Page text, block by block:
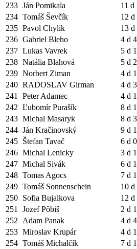
233 Ján Pomikala 11 d
234 Tomáš Ševčík 12 d
235 Pavol Chylik 13 d
236 Gabriel Bleho 4 d
237 Lukas Vavrek 5 d
238 Natália Blahová 5 d
239 Norbert Ziman 4 d
240 RADOSLAV Girman 4 d
241
Peter Adamec 4 d
242 Ľubomír Purašík 8 d
243 Michal Masaryk 8 d
244 Ján Kračinovský 9 d
245 Štefan Tavač 6 d
246 Michal Lenicky 3 d
247 Michal Sivák 6 d
248 Tomas Agocs 7 d
249 Tomáš Sonnenschein 10 d
250 Sofia Bujalkova 12 d
251
Jozef Pôbiš 2 d
252
Adam Panak 4 d
253 Miroslav Krupár 4 d
254 Tomáš Michalčík 7 d